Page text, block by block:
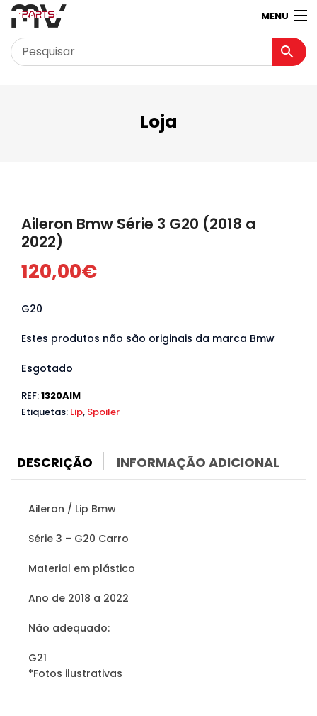
MENU
Loja Virtual 360º
Loja
Aileron Bmw Série 3 G20 (2018 a
2022)
120,00€
G20
Estes produtos não são originais da marca Bmw
Esgotado
REF:1320AIM
Etiquetas: Lip, Spoiler
DESCRIÇÃO INFORMAÇÃO ADICIONAL
Aileron / Lip Bmw
Série 3 – G20 Carro
Material em plástico
Ano de 2018 a 2022
Não adequado:
G21
*Fotos ilustrativas